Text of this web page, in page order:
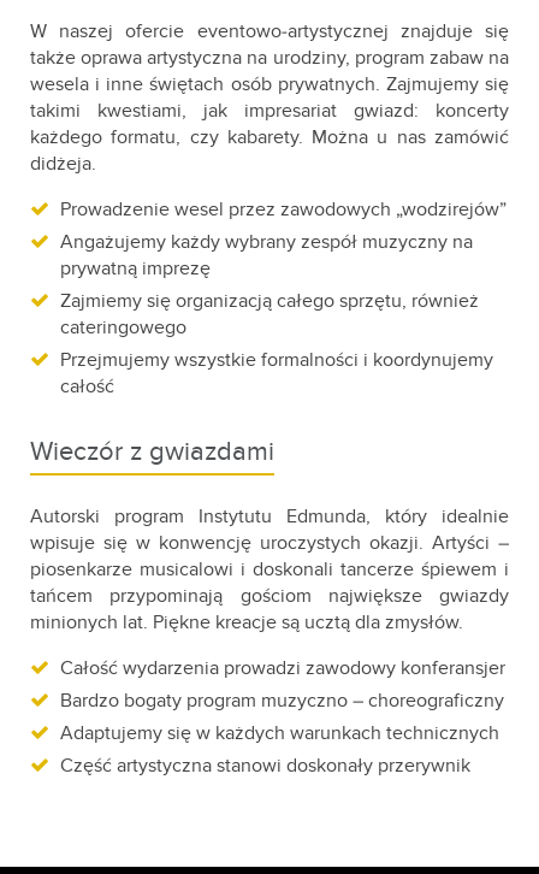
W naszej ofercie eventowo-artystycznej znajduje się
także oprawa artystyczna na urodziny, program zabaw na
wesela i inne świętach osób prywatnych. Zajmujemy się
takimi kwestiami, jak impresariat gwiazd: koncerty
każdego formatu, czy kabarety. Można u nas zamówić
didżeja.
Prowadzenie wesel przez zawodowych „wodzirejów”
Angażujemy każdy wybrany zespół muzyczny na
prywatną imprezę
Zajmiemy się organizacją całego sprzętu, również
cateringowego
Przejmujemy wszystkie formalności i koordynujemy
całość
Wieczór z gwiazdami
Autorski program Instytutu Edmunda, który idealnie
wpisuje się w konwencję uroczystych okazji. Artyści –
piosenkarze musicalowi i doskonali tancerze śpiewem i
tańcem przypominają gościom największe gwiazdy
minionych lat. Piękne kreacje są ucztą dla zmysłów.
Całość wydarzenia prowadzi zawodowy konferansjer
Bardzo bogaty program muzyczno – choreograficzny
Adaptujemy się w każdych warunkach technicznych
Część artystyczna stanowi doskonały przerywnik